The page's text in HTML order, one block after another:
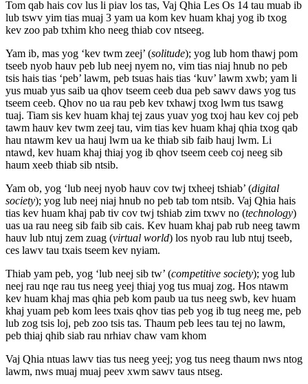
Tom qab hais cov lus li piav los tas, Vaj Qhia Les Os 14 tau muab ib
lub tswv yim tias muaj 3 yam ua kom kev huam khaj yog ib txog
kev zoo pab txhim kho neeg thiab cov ntseeg.
Yam ib, mas yog ‘kev twm zeej’ (solitude); yog lub hom thawj pom
tseeb nyob hauv peb lub neej nyem no, vim tias niaj hnub no peb
tsis hais tias ‘peb’ lawm, peb tsuas hais tias ‘kuv’ lawm xwb; yam li
yus muab yus saib ua qhov tseem ceeb dua peb sawv daws yog tus
tseem ceeb. Qhov no ua rau peb kev txhawj txog lwm tus tsawg
tuaj. Tiam sis kev huam khaj tej zaus yuav yog txoj hau kev coj peb
tawm hauv kev twm zeej tau, vim tias kev huam khaj qhia txog qab
hau ntawm kev ua hauj lwm ua ke thiab sib faib hauj lwm. Li
ntawd, kev huam khaj thiaj yog ib qhov tseem ceeb coj neeg sib
haum xeeb thiab sib ntsib.
Yam ob, yog ‘lub neej nyob hauv cov twj txheej tshiab’ (digital
society); yog lub neej niaj hnub no peb tab tom ntsib. Vaj Qhia hais
tias kev huam khaj pab tiv cov twj tshiab zim txwv no (technology)
uas ua rau neeg sib faib sib cais. Kev huam khaj pab rub neeg tawm
hauv lub ntuj zem zuag (virtual world) los nyob rau lub ntuj tseeb,
ces lawv tau txais tseem kev nyiam.
Thiab yam peb, yog ‘lub neej sib tw’ (competitive society); yog lub
neej rau nqe rau tus neeg yeej thiaj yog tus muaj zog. Hos ntawm
kev huam khaj mas qhia peb kom paub ua tus neeg swb, kev huam
khaj yuam peb kom lees txais qhov tias peb yog ib tug neeg me, peb
lub zog tsis loj, peb zoo tsis tas. Thaum peb lees tau tej no lawm,
peb thiaj qhib siab rau nrhiav chaw vam khom
Vaj Qhia ntuas lawv tias tus neeg yeej; yog tus neeg thaum nws ntog
lawm, nws muaj muaj peev xwm sawv taus ntseg.